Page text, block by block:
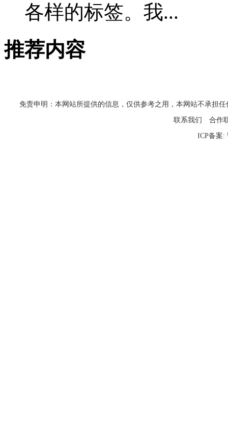
各样的标签。我...
推荐内容
免责申明：本网站所提供的信息，仅供参考之用，本网站不承担
联系我们 合作
ICP备案: